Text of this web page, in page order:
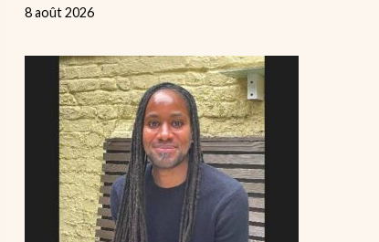
8 août 2026